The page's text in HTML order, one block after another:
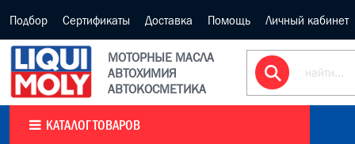
Подбор Сертификаты Доставка Помощь Личный кабинет
МОТОРНЫЕ МАСЛА
АВТОХИМИЯ
АВТОКОСМЕТИКА
КАТАЛОГ ТОВАРОВ